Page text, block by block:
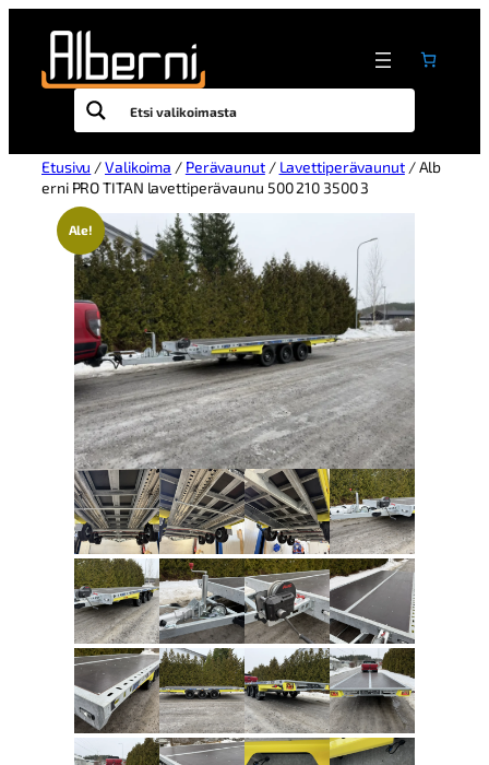
Etusivu /Valikoima / Perävaunut/ Lavettiperävaunut/ Alb
erni PRO TITAN lavettiperävaunu 500 210 3500 3
Ale!